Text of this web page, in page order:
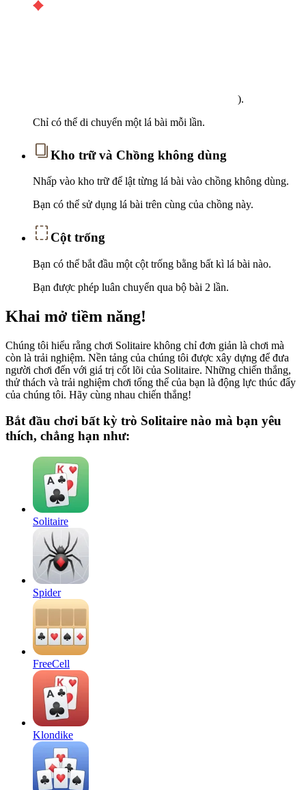
).
Chỉ có thể di chuyển một lá bài mỗi lần.
Kho trữ và Chồng không dùng
Nhấp vào kho trữ để lật từng lá bài vào chồng không dùng.
Bạn có thể sử dụng lá bài trên cùng của chồng này.
Cột trống
Bạn có thể bắt đầu một cột trống bằng bất kì lá bài nào.
Bạn được phép luân chuyển qua bộ bài 2 lần.
Khai mở tiềm năng!
Chúng tôi hiểu rằng chơi Solitaire không chỉ đơn giản là chơi mà
còn là trải nghiệm. Nền tảng của chúng tôi được xây dựng để đưa
người chơi đến với giá trị cốt lõi của Solitaire. Những chiến thắng,
thử thách và trải nghiệm chơi tổng thể của bạn là động lực thúc đẩy
của chúng tôi. Hãy cùng nhau chiến thắng!
Bắt đầu chơi bất kỳ trò Solitaire nào mà bạn yêu
thích, chẳng hạn như:
Solitaire
Spider
FreeCell
Klondike